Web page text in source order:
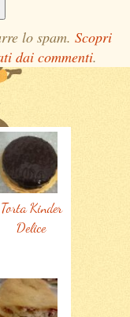
lo spam. Scopri
dai commenti.
Torta Kinder
Delice